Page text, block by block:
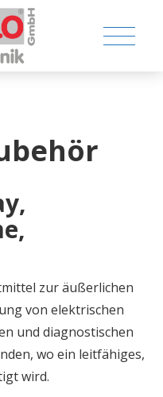
zur äußerlichen
von elektrischen
und diagnostischen
wo ein leitfähiges,
wird.